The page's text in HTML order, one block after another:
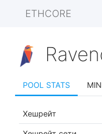
ETHCORE
POOL STATS
Хешрейт